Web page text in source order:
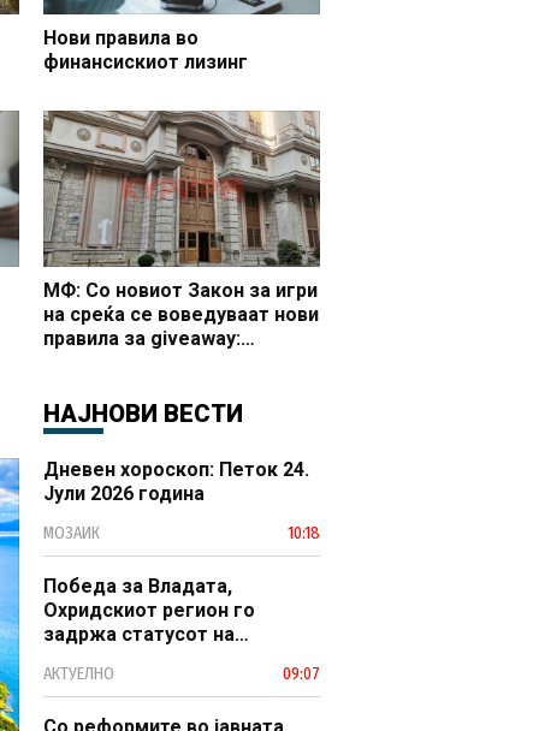
Нови правила во
финансискиот лизинг
МФ: Со новиот Закон за игри
на среќа се воведуваат нови
правила за giveaway:
организирање
НАЈНОВИ ВЕСТИ
Дневен хороскоп: Петок 24.
Јули 2026 година
МОЗАИК 10:18
Победа за Владата,
Охридскиот регион го
задржа статусот на
наследство
АКТУЕЛНО 09:07
Со реформите во јавната